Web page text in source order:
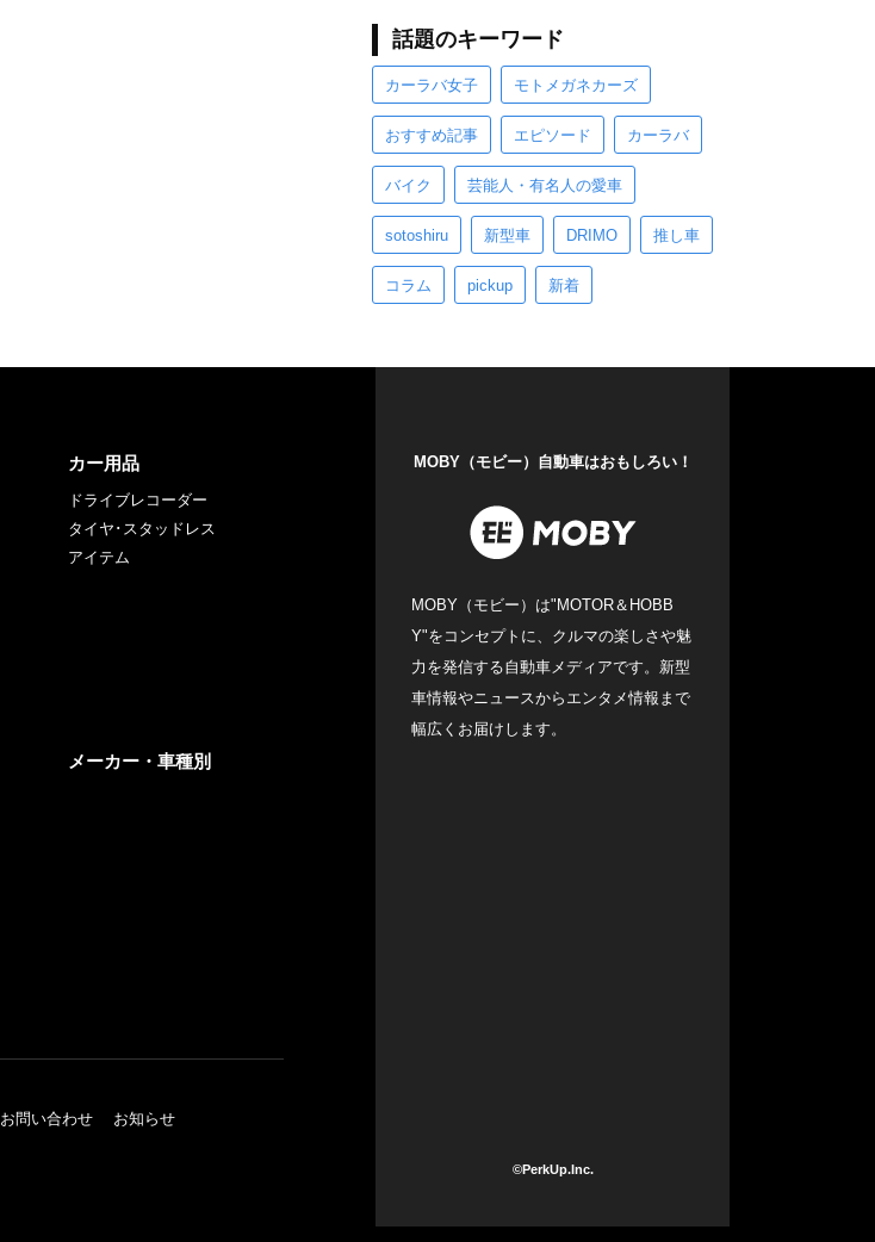
話題のキーワード
カーラバ女子 モトメガネカーズ
おすすめ記事 エピソード カーラバ
バイク 芸能人・有名人の愛車
sotoshiru 新型車 DRIMO 推し車
コラム pickup 新着
カー用品
ドライブレコーダー
タイヤ･スタッドレス
アイテム
メーカー・車種別
お問い合わせ
お知らせ
MOBY（モビー）自動車はおもしろい！
MOBY（モビー）は"MOTOR＆HOBB
Y"をコンセプトに、クルマの楽しさや魅
力を発信する自動車メディアです。新型
車情報やニュースからエンタメ情報まで
幅広くお届けします。
©PerkUp.Inc.